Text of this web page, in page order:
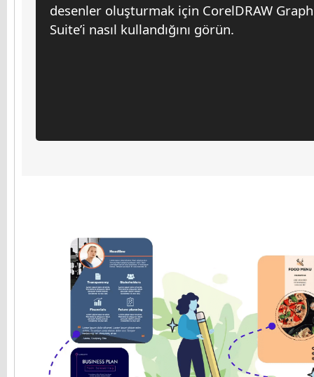
desenler oluşturmak için CorelDRAW
Suite’i nasıl kullandığını görün.